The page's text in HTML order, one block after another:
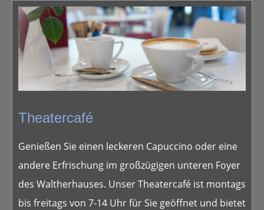
Theatercafé
Genießen Sie einen leckeren Capuccino oder eine
andere Erfrischung im großzügigen unteren Foyer
des Waltherhauses. Unser Theatercafé ist montags
bis freitags von 7-14 Uhr für Sie geöffnet und bietet